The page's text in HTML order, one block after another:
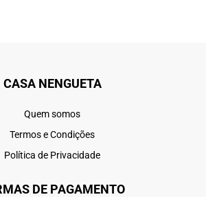
CASA NENGUETA
Quem somos
Termos e Condições
Política de Privacidade
DE PAGAMENTO